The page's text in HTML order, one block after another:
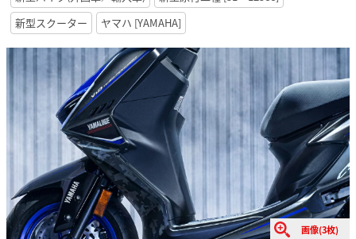
新型スクーター
ヤマハ [YAMAHA]
画像(3枚)